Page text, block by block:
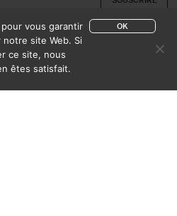
vous garantir
site Web. Si
ce site, nous
êtes satisfait.
OK